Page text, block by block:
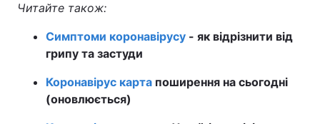
Читайте також:
Симптоми коронавірусу - як відрізнити від
грипу та застуди
Коронавірус карта поширення на сьогодні
(оновлюється)